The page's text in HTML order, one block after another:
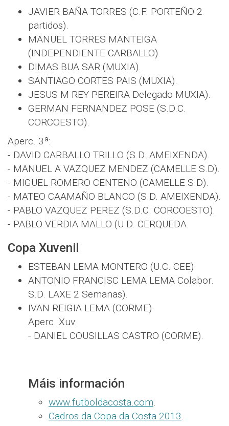
JAVIER BAÑA TORRES (C.F. PORTEÑO 2
partidos).
MANUEL TORRES MANTEIGA
(INDEPENDIENTE CARBALLO).
DIMAS BUA SAR (MUXIA).
SANTIAGO CORTES PAIS (MUXIA).
JESUS M REY PEREIRA Delegado MUXIA).
GERMAN FERNANDEZ POSE (S.D.C.
CORCOESTO).
Aperc. 3ª:
- DAVID CARBALLO TRILLO (S.D. AMEIXENDA).
- MANUEL A VAZQUEZ MENDEZ (CAMELLE S.D).
- MIGUEL ROMERO CENTENO (CAMELLE S.D).
- MATEO CAAMAÑO BLANCO (S.D. AMEIXENDA).
- PABLO VAZQUEZ PEREZ (S.D.C. CORCOESTO).
- PABLO VERDIA MALLO (U.D. CERQUEDA.
Copa Xuvenil
ESTEBAN LEMA MONTERO (U.C. CEE).
ANTONIO FRANCISC LEMA LEMA Colabor.
S.D. LAXE 2 Semanas).
IVAN REIGIA LEMA (CORME).
Aperc. Xuv:
- DANIEL COUSILLAS CASTRO (CORME).
Máis información
www.futboldacosta.com
Cadros da Copa da Costa 2013